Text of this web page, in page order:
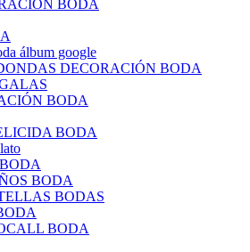
BODA
álbum google
DECORACIÓN BODA
BODA
BODA
BODA
BODAS
BODA